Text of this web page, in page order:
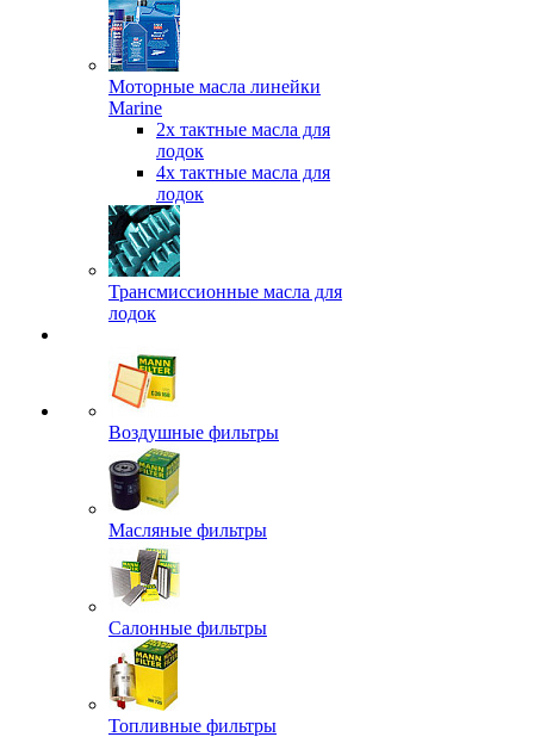
Моторные масла линейки
Marine
2х тактные масла для
лодок
4х тактные масла для
лодок
Трансмиссионные масла для
лодок
Воздушные фильтры
Масляные фильтры
Салонные фильтры
Топливные фильтры